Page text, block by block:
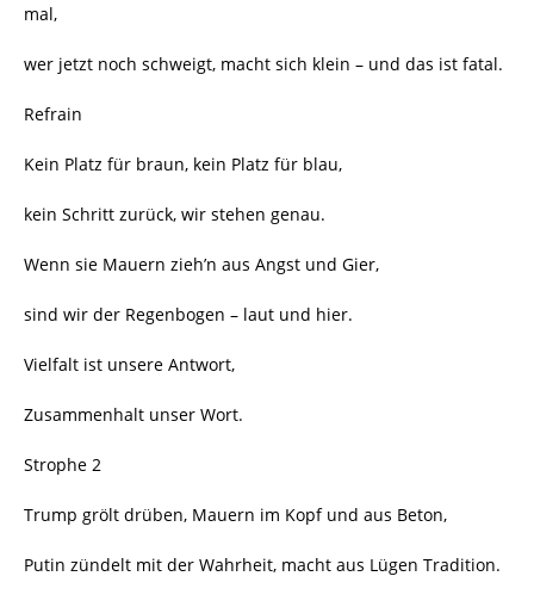
mal,
wer jetzt noch schweigt, macht sich klein – und das ist fatal.
Refrain
Kein Platz für braun, kein Platz für blau,
kein Schritt zurück, wir stehen genau.
Wenn sie Mauern zieh’n aus Angst und Gier,
sind wir der Regenbogen – laut und hier.
Vielfalt ist unsere Antwort,
Zusammenhalt unser Wort.
Strophe 2
Trump grölt drüben, Mauern im Kopf und aus Beton,
Putin zündelt mit der Wahrheit, macht aus Lügen Tradition.